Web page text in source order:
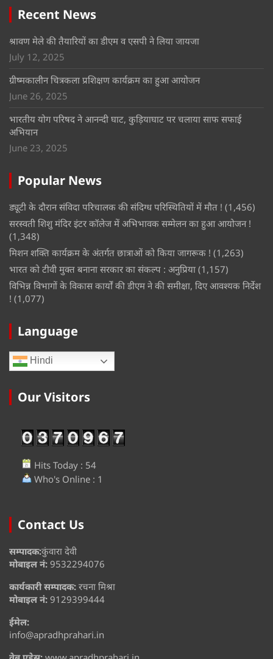
Recent News
श्रावण मेले की तैयारियों का डीएम व एसपी ने लिया जायजा
July 12, 2025
ग्रीष्मकालीन चित्रकला प्रशिक्षण कार्यक्रम का हुआ आयोजन
June 26, 2025
भारतीय योग परिषद ने आनन्दी घाट, कुड़ियाघाट पर चलाया साफ सफाई
अभियान
June 23, 2025
Popular News
ड्यूटी के दौरान संविदा परिचालक की संदिग्ध परिस्थितियों में मौत ! (1,456)
सरस्वती शिशु मंदिर इंटर कॉलेज में अभिभावक सम्मेलन का हुआ आयोजन !
(1,348)
मिशन शक्ति कार्यक्रम के अंतर्गत छात्राओं को किया जागरूक ! (1,263)
भारत को टीवी मुक्त बनाना सरकार का संकल्प : अनुप्रिया (1,157)
विभिन्न विभागों के विकास कार्यों की डीएम ने की समीक्षा, दिए आवश्यक निर्देश
! (1,077)
Language
Hindi
Our Visitors
Hits Today : 54
Who's Online : 1
Contact Us
सम्पादक:कुंवारा देवी
मोबाइल नं: 9532294076
कार्यकारी सम्पादक: रचना मिश्रा
मोबाइल नं: 9129399444
ईमेल:
info@apradhprahari.in